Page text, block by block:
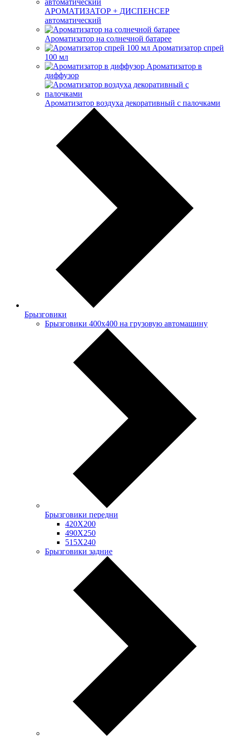
АРОМАТИЗАТОР + ДИСПЕНСЕР
автоматический
Ароматизатор на солнечной батарее
Ароматизатор спрей
100 мл
Ароматизатор в
диффузор
Ароматизатор воздуха декоративный с палочками
Брызговики
Брызговики 400х400 на грузовую автомашину
Брызговики передни
420Х200
490Х250
515Х240
Брызговики задние